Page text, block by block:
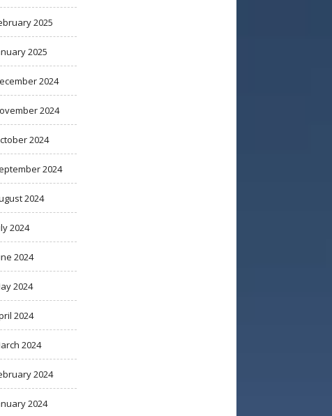
2025
2025
2024
2024
2024
2024
2024
2024
2024
2024
2024
2024
2024
2024